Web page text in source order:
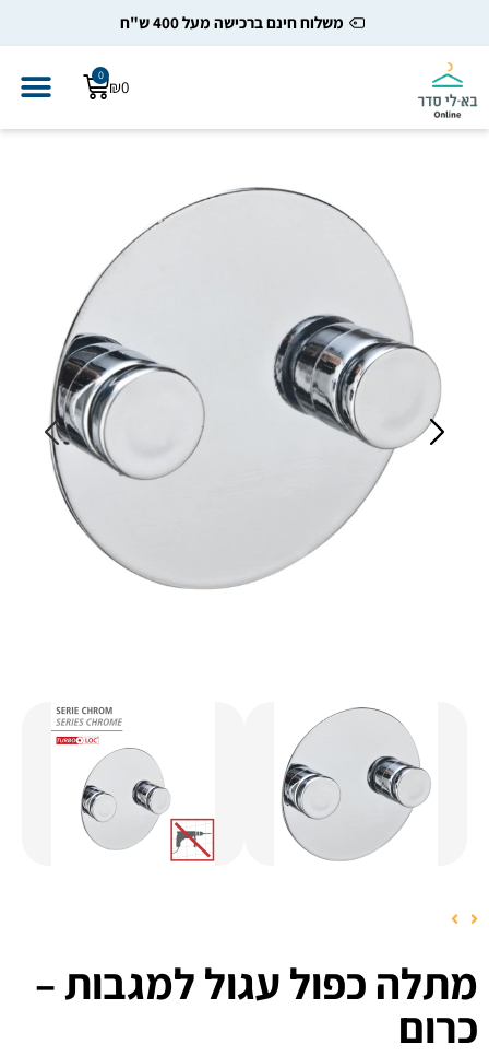
משלוח חינם ברכישה מעל 400 ש"ח
₪
0
מתלה כפול עגול למגבות –
כרום